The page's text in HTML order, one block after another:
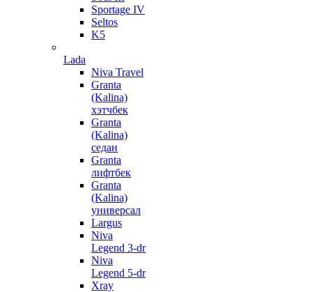
Sportage IV
Seltos
K5
Lada
Niva Travel
Granta
(Kalina)
хэтчбек
Granta
(Kalina)
седан
Granta
лифтбек
Granta
(Kalina)
универсал
Largus
Niva
Legend 3-dr
Niva
Legend 5-dr
Xray